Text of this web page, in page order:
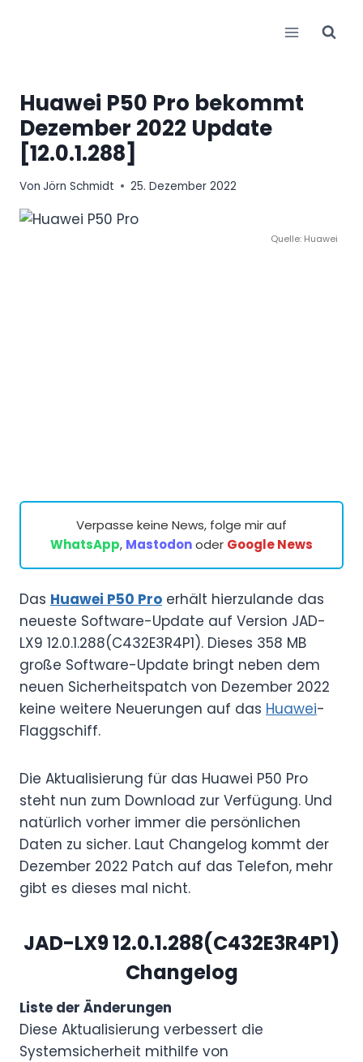
Huawei P50 Pro bekommt
Dezember 2022 Update
[12.0.1.288]
Von Jörn Schmidt 25. Dezember 2022
Quelle: Huawei
Verpasse keine News, folge mir auf
WhatsApp, Mastodonoder Google News
Das Huawei P50 Pro erhält hierzulande das
neueste Software-Update auf Version JAD-
LX9 12.0.1.288(C432E3R4P1). Dieses 358 MB
große Software-Update bringt neben dem
neuen Sicherheitspatch von Dezember 2022
keine weitere Neuerungen auf das Huawei-
Flaggschiff.
Die Aktualisierung für das Huawei P50 Pro
steht nun zum Download zur Verfügung. Und
natürlich vorher immer die persönlichen
Daten zu sicher. Laut Changelog kommt der
Dezember 2022 Patch auf das Telefon, mehr
gibt es dieses mal nicht.
JAD-LX9 12.0.1.288(C432E3R4P1)
Changelog
Liste der Änderungen
Diese Aktualisierung verbessert die
Systemsicherheit mithilfe von